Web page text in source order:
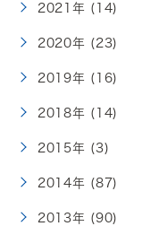
2021年 (14)
2020年 (23)
2019年 (16)
2018年 (14)
2015年 (3)
2014年 (87)
2013年 (90)